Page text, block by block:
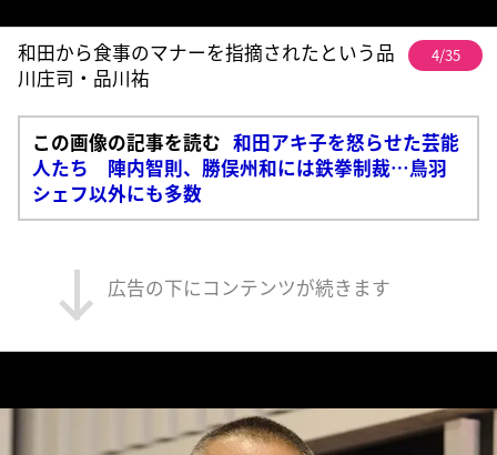
和田から食事のマナーを指摘されたという品
川庄司・品川祐
4/35
この画像の記事を読む 和田アキ子を怒らせた芸能
人たち 陣内智則、勝俣州和には鉄拳制裁…鳥羽
シェフ以外にも多数
広告の下にコンテンツが続きます